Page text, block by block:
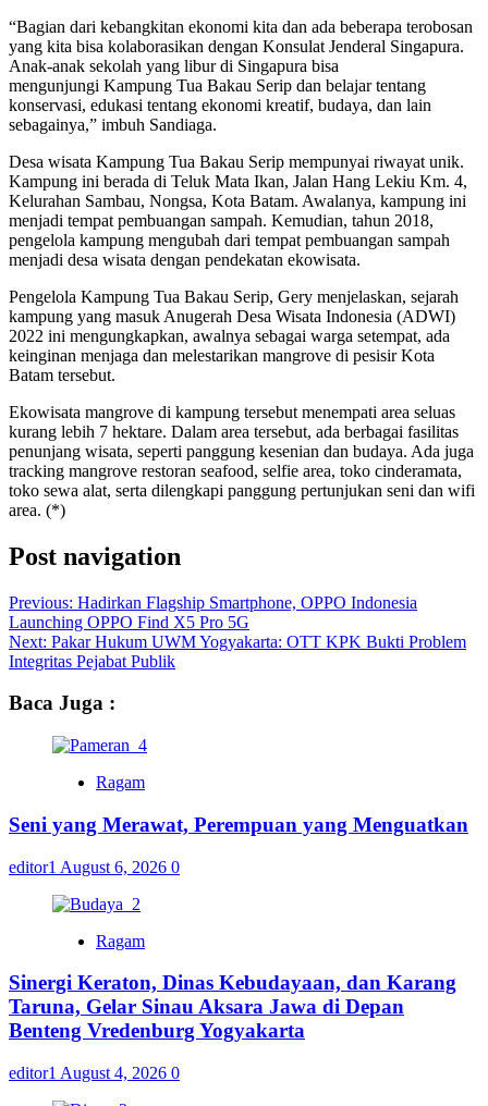
“Bagian dari kebangkitan ekonomi kita dan ada beberapa terobosan
yang kita bisa kolaborasikan dengan Konsulat Jenderal Singapura.
Anak-anak sekolah yang libur di Singapura bisa
mengunjungi Kampung Tua Bakau Serip dan belajar tentang
konservasi, edukasi tentang ekonomi kreatif, budaya, dan lain
sebagainya,” imbuh Sandiaga.
Desa wisata Kampung Tua Bakau Serip mempunyai riwayat unik.
Kampung ini berada di Teluk Mata Ikan, Jalan Hang Lekiu Km. 4,
Kelurahan Sambau, Nongsa, Kota Batam. Awalanya, kampung ini
menjadi tempat pembuangan sampah. Kemudian, tahun 2018,
pengelola kampung mengubah dari tempat pembuangan sampah
menjadi desa wisata dengan pendekatan ekowisata.
Pengelola Kampung Tua Bakau Serip, Gery menjelaskan, sejarah
kampung yang masuk Anugerah Desa Wisata Indonesia (ADWI)
2022 ini mengungkapkan, awalnya sebagai warga setempat, ada
keinginan menjaga dan melestarikan mangrove di pesisir Kota
Batam tersebut.
Ekowisata mangrove di kampung tersebut menempati area seluas
kurang lebih 7 hektare. Dalam area tersebut, ada berbagai fasilitas
penunjang wisata, seperti panggung kesenian dan budaya. Ada juga
tracking mangrove restoran seafood, selfie area, toko cinderamata,
toko sewa alat, serta dilengkapi panggung pertunjukan seni dan wifi
area. (*)
Post navigation
Previous: Hadirkan Flagship Smartphone, OPPO Indonesia
Launching OPPO Find X5 Pro 5G
Next: Pakar Hukum UWM Yogyakarta: OTT KPK Bukti Problem
Integritas Pejabat Publik
Baca Juga :
Ragam
Seni yang Merawat, Perempuan yang Menguatkan
editor1 August 6, 2026 0
Ragam
Sinergi Keraton, Dinas Kebudayaan, dan Karang
Taruna, Gelar Sinau Aksara Jawa di Depan
Benteng Vredenburg Yogyakarta
editor1 August 4, 2026 0